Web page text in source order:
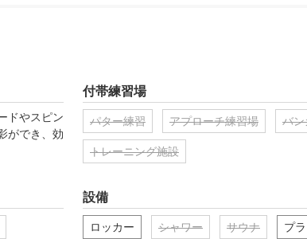
ドやスピン
ができ、効
付帯練習場
パター練習 アプローチ練習場 バン
トレーニング施設
設備
ロッカー シャワー サウナ プ